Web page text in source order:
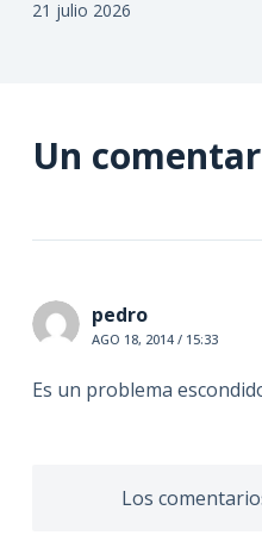
21 julio 2026
Un
pedro
AGO 18, 2014 / 15:33
Es un problema
Los